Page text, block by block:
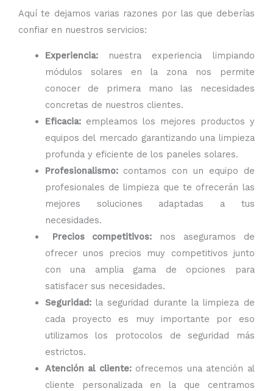
Aquí te dejamos varias razones por las que deberías
confiar en nuestros servicios:
Experiencia:
nuestra experiencia limpiando
módulos solares en la zona nos permite
conocer de primera mano las necesidades
concretas de nuestros clientes.
Eficacia:empleamos los mejores productos y
equipos del mercado garantizando una limpieza
profunda y eficiente de los paneles solares.
Profesionalismo: contamos con un equipo de
profesionales de limpieza que te ofrecerán las
mejores soluciones adaptadas a tus
necesidades.
Precios competitivos:
nos aseguramos de
ofrecer unos precios muy competitivos junto
con una amplia gama de opciones para
satisfacer sus necesidades.
Seguridad: la seguridad durante la limpieza de
cada proyecto es muy importante por eso
utilizamos los protocolos de seguridad más
estrictos.
Atención al cliente:ofrecemos una atención al
cliente personalizada en la que centramos